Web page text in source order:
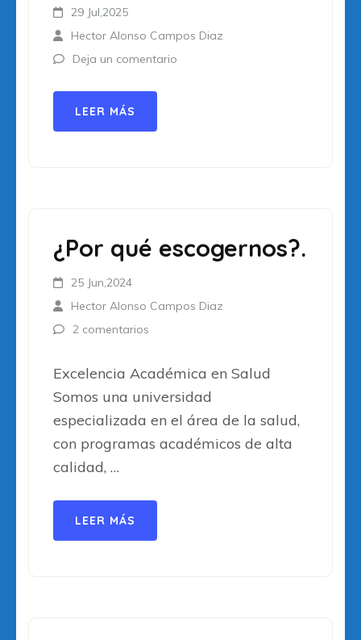
29 Jul,2025
Hector Alonso Campos Diaz
Deja un comentario
LEER MÁS
¿Por qué escogernos?.
25 Jun,2024
Hector Alonso Campos Diaz
2 comentarios
Excelencia Académica en Salud
Somos una universidad
especializada en el área de la salud,
con programas académicos de alta
calidad, …
LEER MÁS